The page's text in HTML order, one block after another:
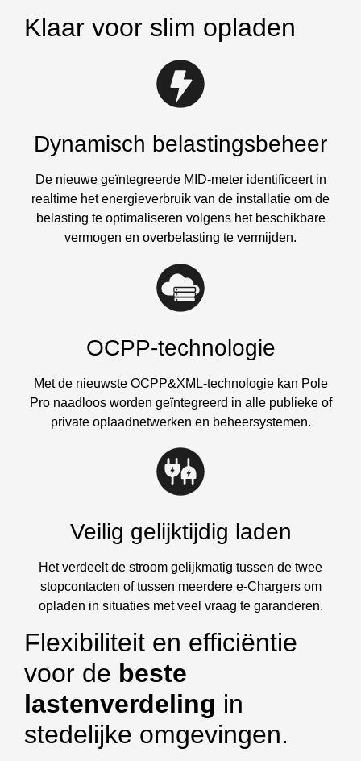
Klaar voor slim opladen
Dynamisch belastingsbeheer
De nieuwe geïntegreerde MID-meter identificeert in
realtime het energieverbruik van de installatie om de
belasting te optimaliseren volgens het beschikbare
vermogen en overbelasting te vermijden.
OCPP-technologie
Met de nieuwste OCPP&XML-technologie kan Pole
Pro naadloos worden geïntegreerd in alle publieke of
private oplaadnetwerken en beheersystemen.
Veilig gelijktijdig laden
Het verdeelt de stroom gelijkmatig tussen de twee
stopcontacten of tussen meerdere e-Chargers om
opladen in situaties met veel vraag te garanderen.
Flexibiliteit en efficiëntie
voor de beste
lastenverdeling in
stedelijke omgevingen.